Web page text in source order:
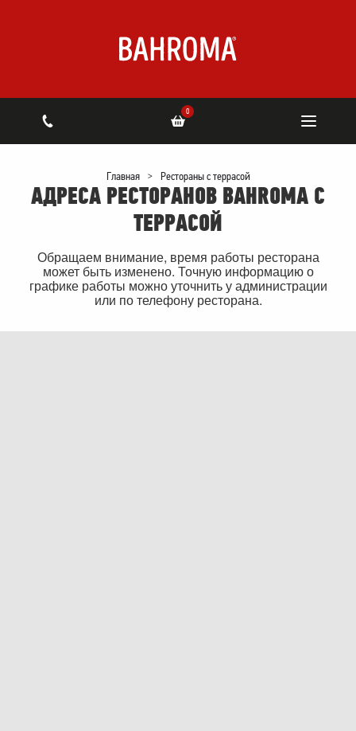
0
Главная > Рестораны с террасой
АДРЕСА РЕСТОРАНОВ BAHROMA С
ТЕРРАСОЙ
Обращаем внимание, время работы ресторана
может быть изменено. Точную информацию о
графике работы можно уточнить у администрации
или по телефону ресторана.